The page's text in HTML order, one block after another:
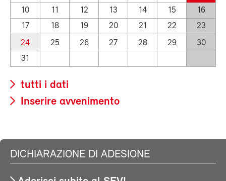
10
11 12 13 14 15
16
17
18 19 20 21 22
23
24
25 26 27 28 29
30
31
tutti i dati
Inserire avvenimento
DICHIARAZIONE DI ADESIONE